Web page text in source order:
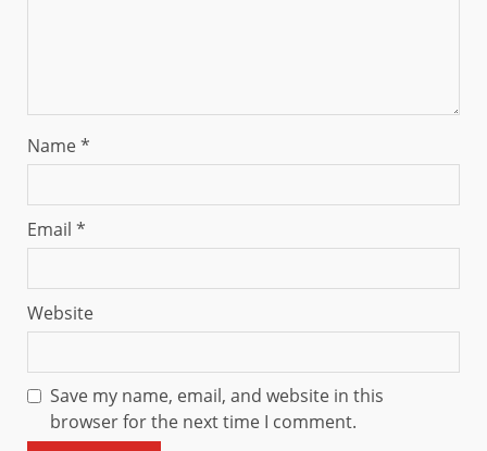
Name*
Email *
Website
Save my name, email, and website in this
browser for the next time I comment.